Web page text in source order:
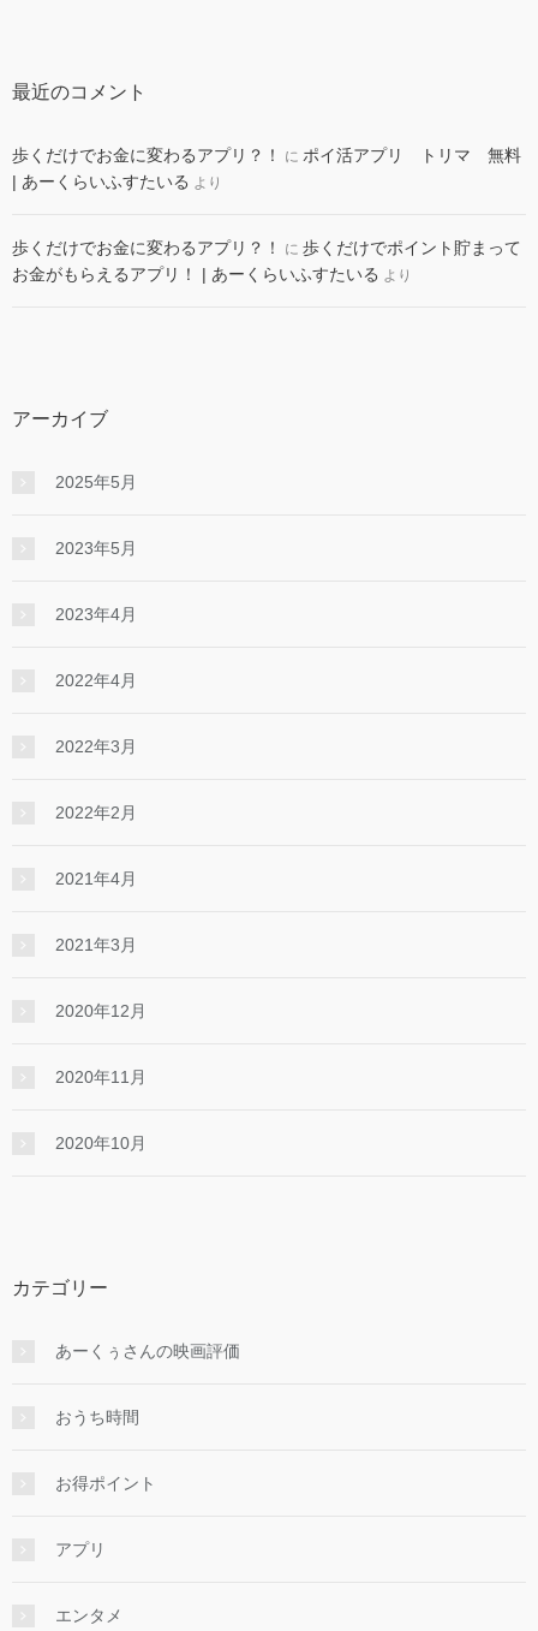
最近のコメント
歩くだけでお金に変わるアプリ？！ に ポイ活アプリ トリマ 無料
| あーくらいふすたいる より
歩くだけでお金に変わるアプリ？！ に 歩くだけでポイント貯まって
お金がもらえるアプリ！ | あーくらいふすたいる より
アーカイブ
2025年5月
2023年5月
2023年4月
2022年4月
2022年3月
2022年2月
2021年4月
2021年3月
2020年12月
2020年11月
2020年10月
カテゴリー
あーくぅさんの映画評価
おうち時間
お得ポイント
アプリ
エンタメ